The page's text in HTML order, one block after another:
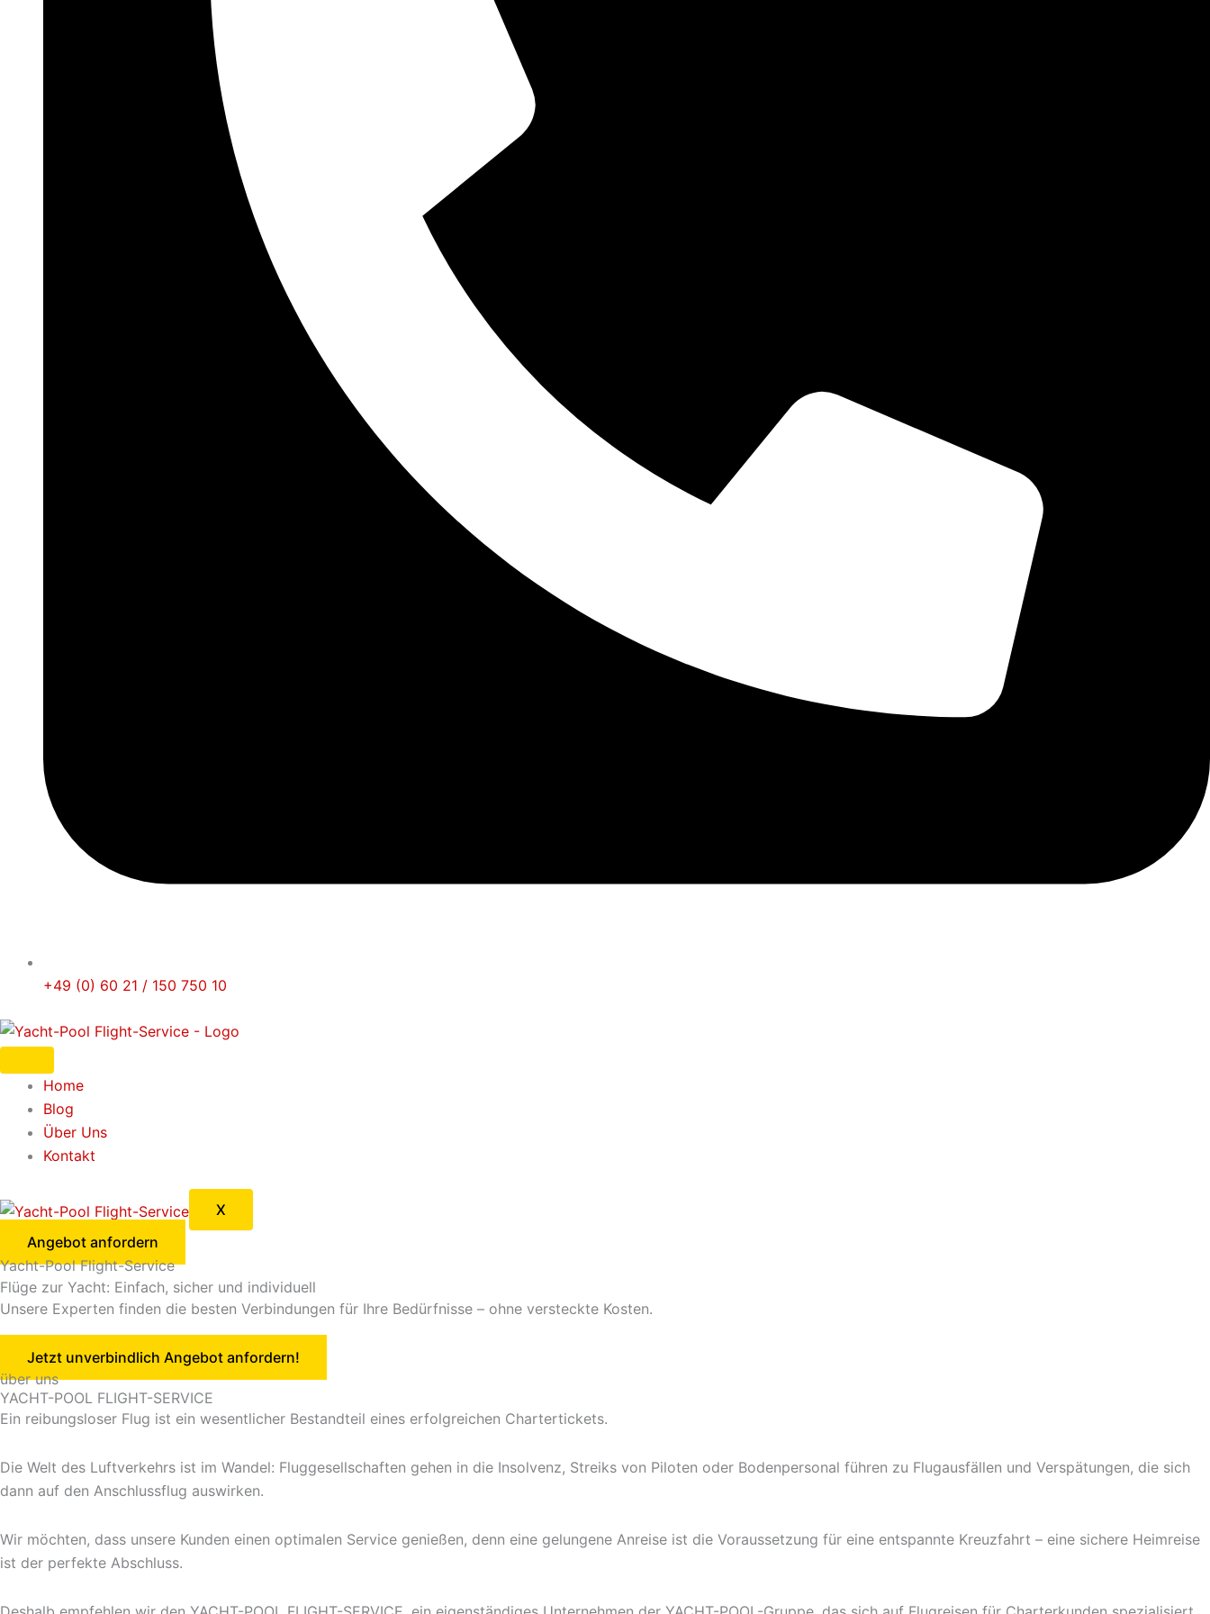
+49 (0) 60 21 / 150 750 10
Home
Blog
Über Uns
Kontakt
X
Angebot anfordern
Yacht-Pool Flight-Service
Flüge zur Yacht: Einfach, sicher und individuell
Unsere Experten finden die besten Verbindungen für Ihre Bedürfnisse – ohne versteckte Kosten.
Jetzt unverbindlich Angebot anfordern!
über uns
YACHT-POOL FLIGHT-SERVICE
Ein reibungsloser Flug ist ein wesentlicher Bestandteil eines erfolgreichen Chartertickets.
Die Welt des Luftverkehrs ist im Wandel: Fluggesellschaften gehen in die Insolvenz, Streiks von Piloten oder Bodenpersonal führen zu Flugausfällen und Verspätungen, die sich
dann auf den Anschlussflug auswirken.
Wir möchten, dass unsere Kunden einen optimalen Service genießen, denn eine gelungene Anreise ist die Voraussetzung für eine entspannte Kreuzfahrt – eine sichere Heimreise
ist der perfekte Abschluss.